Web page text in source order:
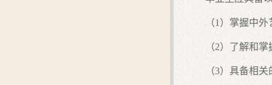
（1）掌握中外
（2）了解和
（3）具备相